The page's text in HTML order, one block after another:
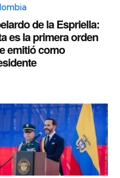
de la Espriella:
es la primera orden
emitió como